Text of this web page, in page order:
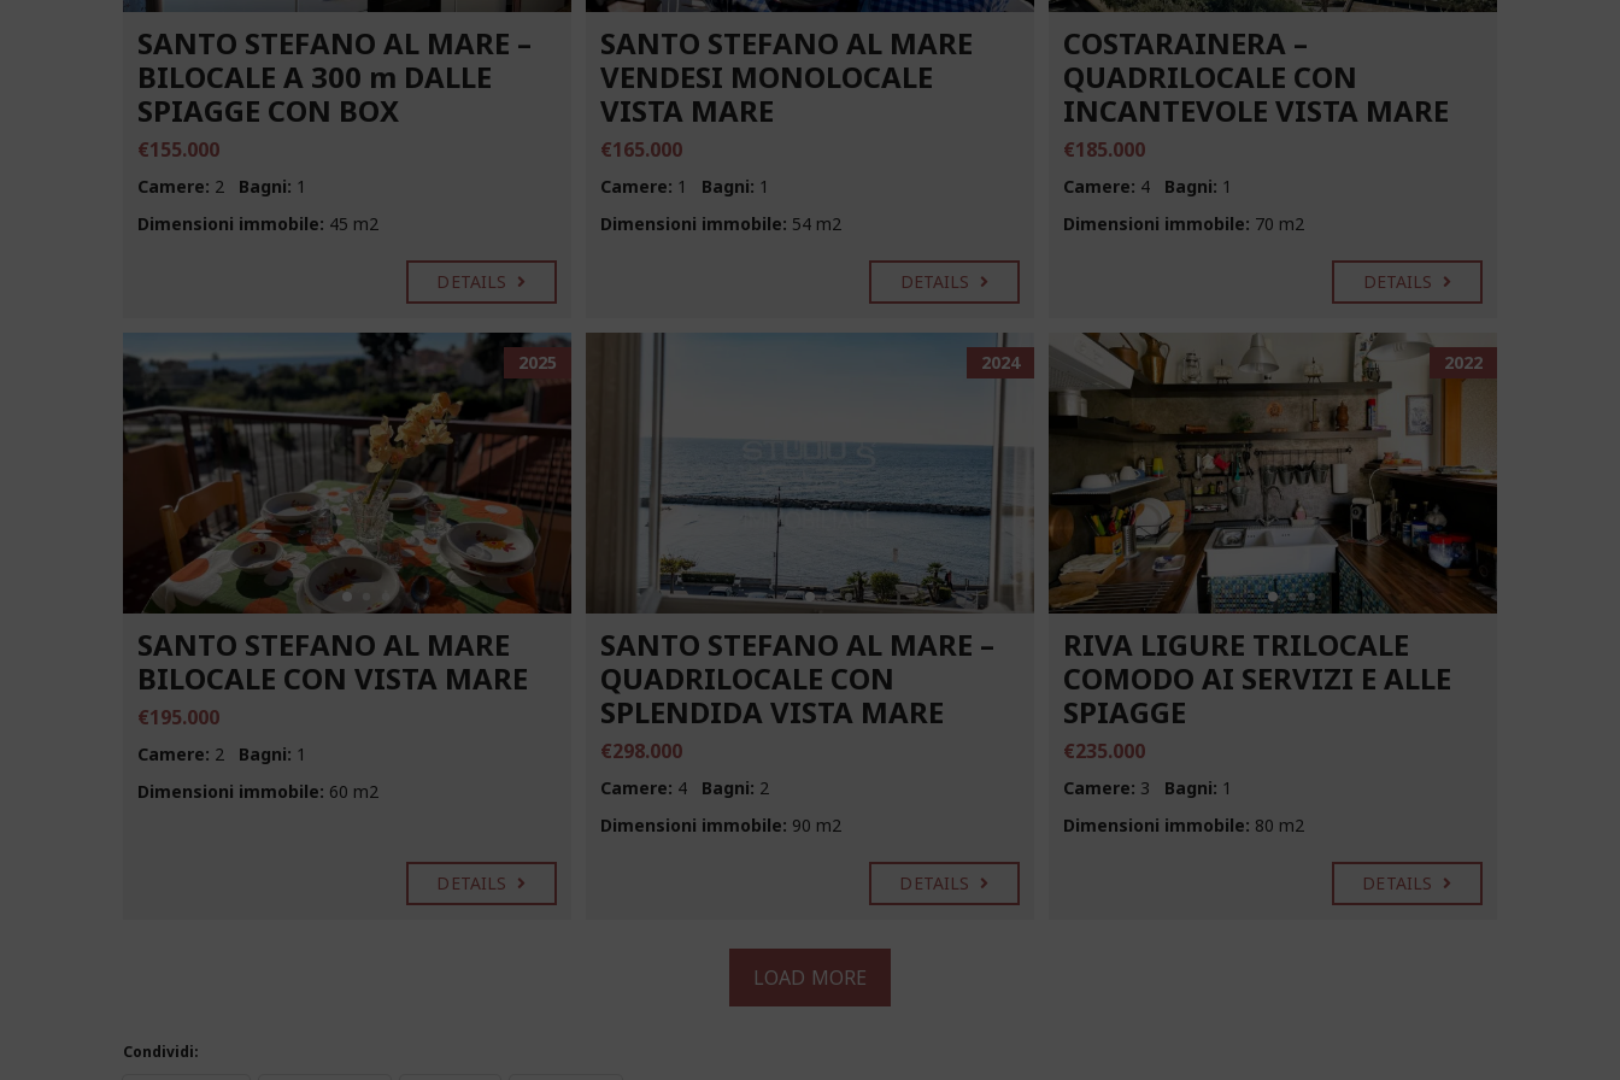
SANTO STEFANO AL MARE –
BILOCALE A 300 m DALLE
SPIAGGE CON BOX
€155.000
Camere: 2 Bagni: 1
Dimensioni immobile: 45 m2
DETAILS
SANTO STEFANO AL MARE
VENDESI MONOLOCALE
VISTA MARE
€165.000
Camere: 1 Bagni: 1
Dimensioni immobile: 54 m2
DETAILS
COSTARAINERA –
QUADRILOCALE CON
INCANTEVOLE VISTA MARE
€185.000
Camere: 4 Bagni: 1
Dimensioni immobile: 70 m2
DETAILS
2025
SANTO STEFANO AL MARE
BILOCALE CON VISTA MARE
€195.000
Camere: 2 Bagni: 1
Dimensioni immobile: 60 m2
DETAILS
2024
SANTO STEFANO AL MARE –
QUADRILOCALE CON
SPLENDIDA VISTA MARE
€298.000
Camere: 4 Bagni: 2
Dimensioni immobile: 90 m2
DETAILS
2022
RIVA LIGURE TRILOCALE
COMODO AI SERVIZI E ALLE
SPIAGGE
€235.000
Camere: 3 Bagni: 1
Dimensioni immobile: 80 m2
DETAILS
LOAD MORE
Condividi: